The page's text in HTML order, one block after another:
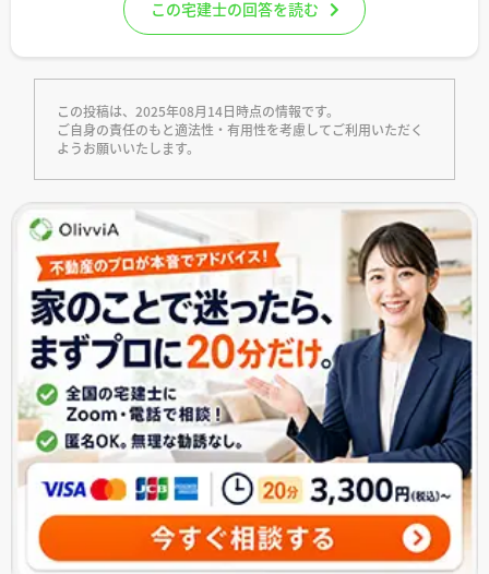
この宅建士の回答を読む
この投稿は、2025年08月14日時点の情報です。
ご自身の責任のもと適法性・有用性を考慮してご利用いただく
ようお願いいたします。